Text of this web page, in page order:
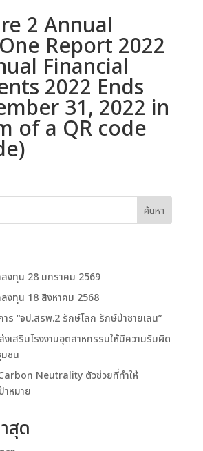
2 Annual
Report 2022
Financial
2022 Ends
31, 2022 in
of a QR code
ค้นหา
งทุน 28 มกราคม 2569
งทุน 18 สิงหาคม 2568
าร “จป.สรพ.2 รักษ์โลก รักษ์ป่าชายเลน”
งเสริมโรงงานอุตสาหกรรมให้มีความรับผิด
ชน
Neutrality ตัวช่วยที่ทำให้
าหมาย
สุด